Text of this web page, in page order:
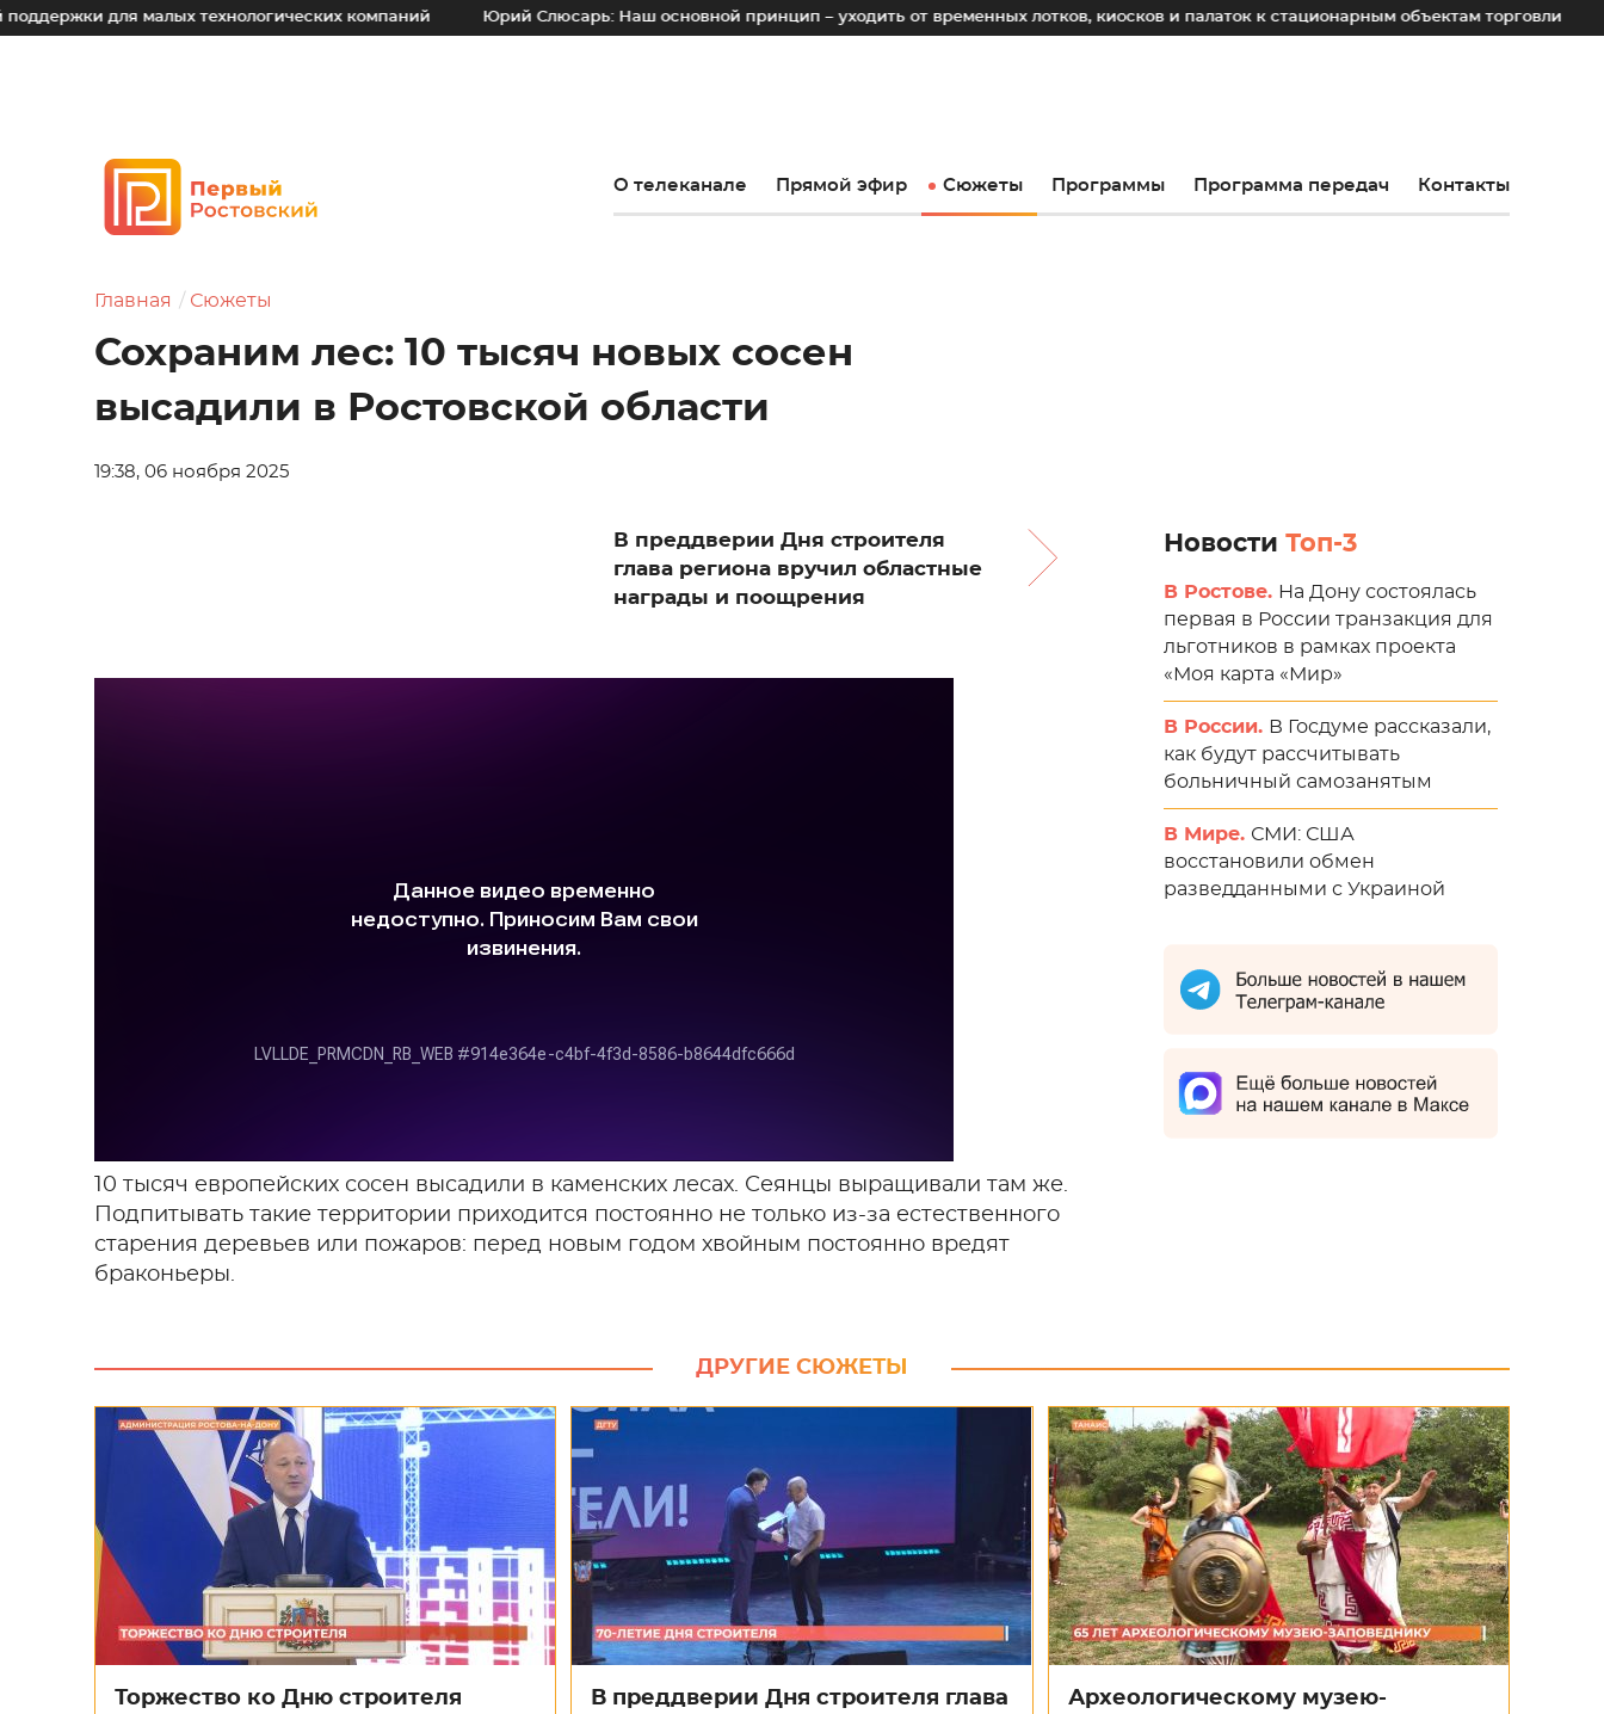
малых технологических компаний Юрий Слюсарь: Наш основной принцип – уходить от временных лотков, киосков и палаток к стационарным объектам торговли До 2030
О телеканале Прямой эфир Сюжеты Программы Программа передач Контакты
Главная Сюжеты
Сохраним лес: 10 тысяч новых сосен
высадили в Ростовской области
19:38, 06 ноября 2025
В преддверии Дня строителя
глава региона вручил областные
награды и поощрения
10 тысяч европейских сосен высадили в каменских лесах. Сеянцы выращивали там же.
Подпитывать такие территории приходится постоянно не только из-за естественного
старения деревьев или пожаров: перед новым годом хвойным постоянно вредят
браконьеры.
Новости Топ-3
В Ростове. На Дону состоялась
первая в России транзакция для
льготников в рамках проекта
«Моя карта «Мир»
В России. В Госдуме рассказали,
как будут рассчитывать
больничный самозанятым
В Мире. СМИ: США
восстановили обмен
разведданными с Украиной
ДРУГИЕ СЮЖЕТЫ
Торжество ко Дню строителя
В преддверии Дня строителя глава
Археологическому музею-